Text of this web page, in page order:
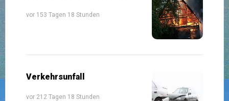
vor 153 Tagen 18 Stunden
Verkehrsunfall
vor 212 Tagen 18 Stunden